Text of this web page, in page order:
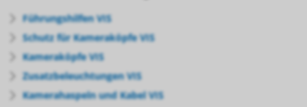
Führungshilfen VIS
Schutz für Kameraköpfe VIS
Kameraköpfe VIS
Zusatzbeleuchtungen VIS
Kamerahaspeln und Kabel VIS